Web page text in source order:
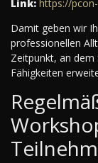
Link: https://
Damit geben wir
professionellen
Zeitpunkt, an
Fähigkeiten